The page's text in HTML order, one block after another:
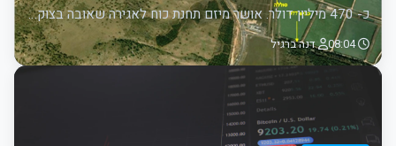
כ- 470 מיליון דולר. אושר מיזם תחנת כוח לאגירה שאובה בצוק…
08:04 דנה ברגיל